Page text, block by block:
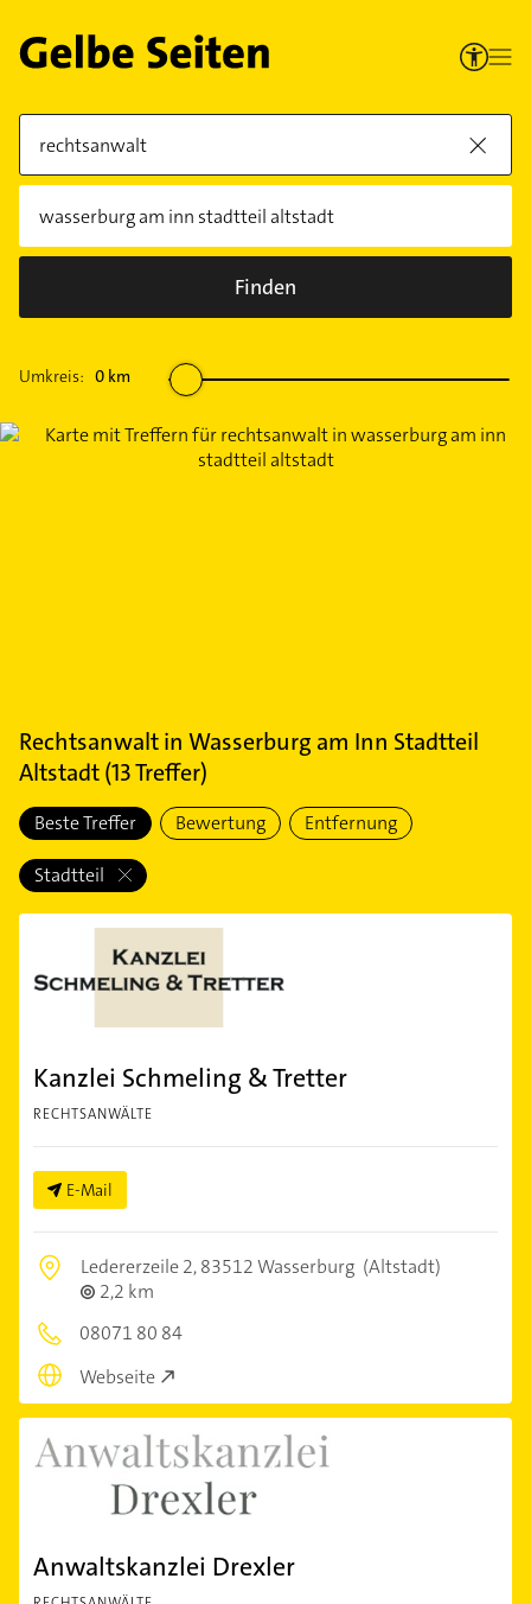
Finden
Umkreis: 0 km
Rechtsanwaltin Wasserburg am Inn Stadtteil
Altstadt(13Treffer)
Beste Treffer Bewertung Entfernung
Stadtteil
Kanzlei Schmeling & Tretter
RECHTSANWÄLTE
E-Mail
Ledererzeile 2,83512 Wasserburg (Altstadt)
2,2 km
08071 80 84
Webseite
Anwaltskanzlei Drexler